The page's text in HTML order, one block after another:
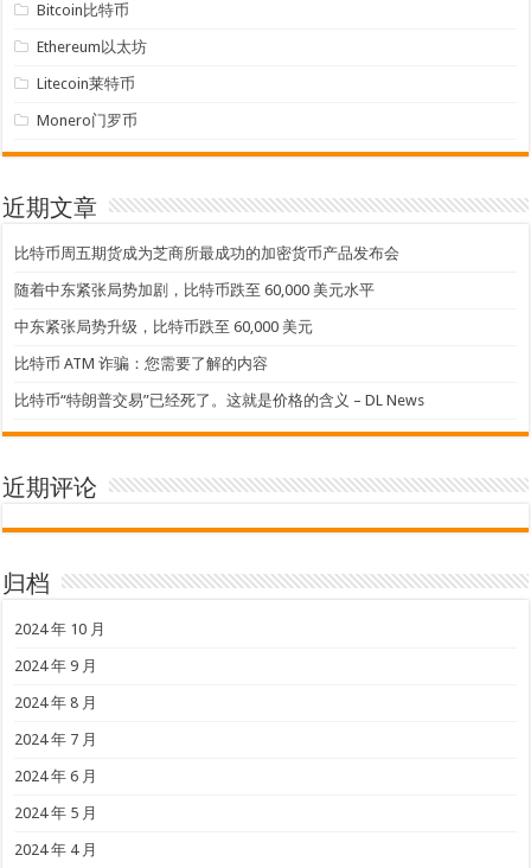
Bitcoin比特币
Ethereum以太坊
Litecoin莱特币
Monero门罗币
近期文章
比特币周五期货成为芝商所最成功的加密货币产品发布会
随着中东紧张局势加剧，比特币跌至 60,000 美元水平
中东紧张局势升级，比特币跌至 60,000 美元
比特币 ATM 诈骗：您需要了解的内容
比特币“特朗普交易”已经死了。这就是价格的含义 – DL News
近期评论
归档
2024 年 10 月
2024 年 9 月
2024 年 8 月
2024 年 7 月
2024 年 6 月
2024 年 5 月
2024 年 4 月